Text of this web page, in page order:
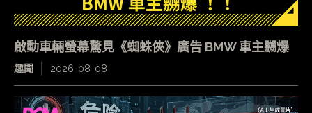
啟動車輛螢幕驚見《蜘蛛俠》廣告 BMW 車主嬲爆
趣聞 2026-08-08